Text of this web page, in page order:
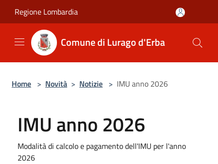
Regione Lombardia
Comune di Lurago d'Erba
Home > Novità > Notizie > IMU anno 2026
IMU anno 2026
Modalità di calcolo e pagamento dell'IMU per l'anno
2026